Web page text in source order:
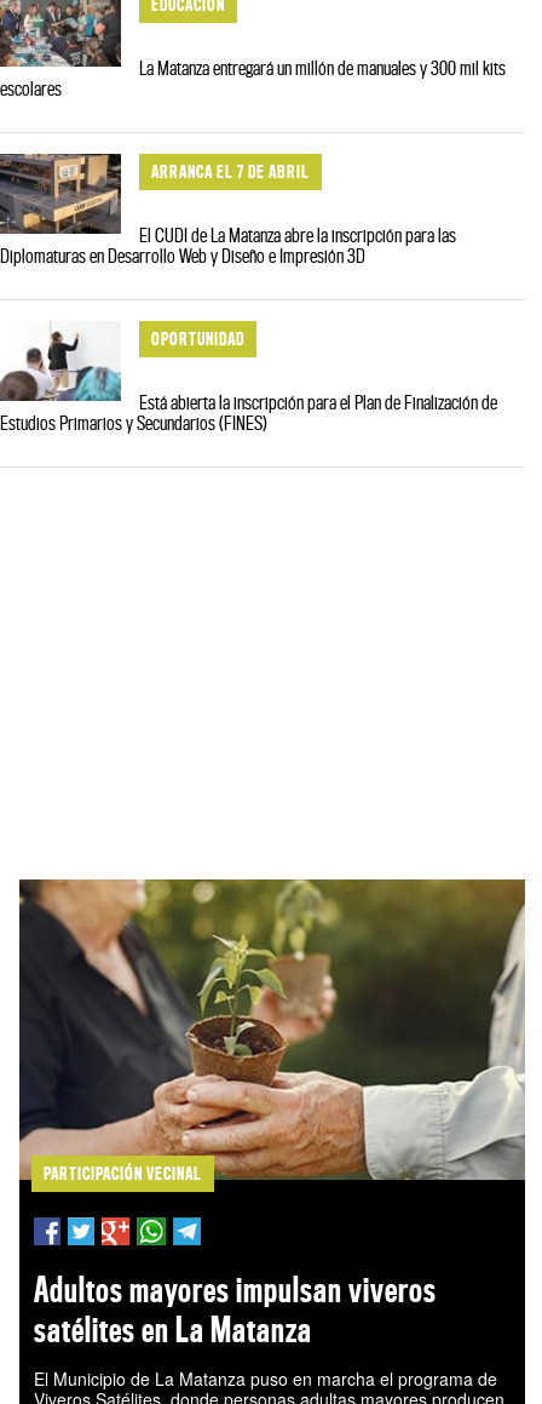
La Matanza entregará un millón de manuales y 300 mil kits
escolares
ARRANCA EL 7 DE ABRIL
El CUDI de La Matanza abre la inscripción para las
Diplomaturas en Desarrollo Web y Diseño e Impresión 3D
OPORTUNIDAD
Está abierta la inscripción para el Plan de Finalización de
Estudios Primarios y Secundarios (FINES)